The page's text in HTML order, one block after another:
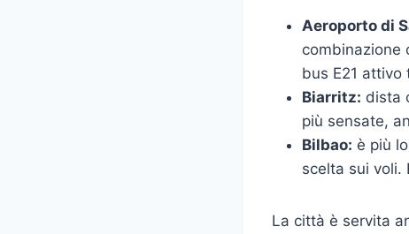
Aeroporto di
combinazione
bus E21 attivo
Biarritz: dista
più sensate,
Bilbao: è più
scelta sui voli.
La città è servita